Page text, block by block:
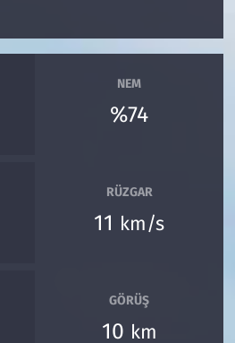
NEM
%74
RÜZGAR
11 km/s
GÖRÜŞ
10 km